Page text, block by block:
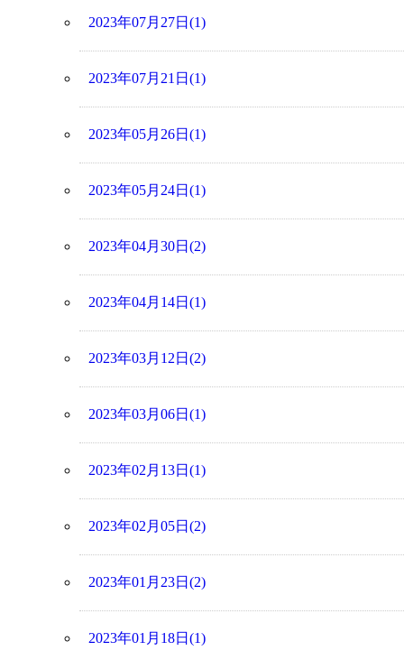
2023年07月27日(1)
2023年07月21日(1)
2023年05月26日(1)
2023年05月24日(1)
2023年04月30日(2)
2023年04月14日(1)
2023年03月12日(2)
2023年03月06日(1)
2023年02月13日(1)
2023年02月05日(2)
2023年01月23日(2)
2023年01月18日(1)